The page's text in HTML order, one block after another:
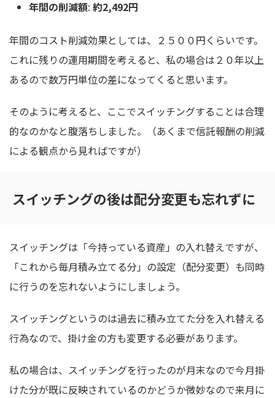
年間の削減額: 約2,492円
年間のコスト削減効果としては、２５００円くらいです。
これに残りの運用期間を考えると、私の場合は２０年以上
あるので数万円単位の差になってくると思います。
そのように考えると、ここでスイッチングすることは合理
的なのかなと腹落ちしました。（あくまで信託報酬の削減
による観点から見ればですが）
スイッチングの後は配分変更も忘れずに
スイッチングは「今持っている資産」の入れ替えですが、
「これから毎月積み立てる分」の設定（配分変更）も同時
に行うのを忘れないようにしましょう。
スイッチングというのは過去に積み立てた分を入れ替える
行為なので、掛け金の方も変更する必要があります。
私の場合は、スイッチングを行ったのが月末なので今月掛
けた分が既に反映されているのかどうか微妙なので来月に